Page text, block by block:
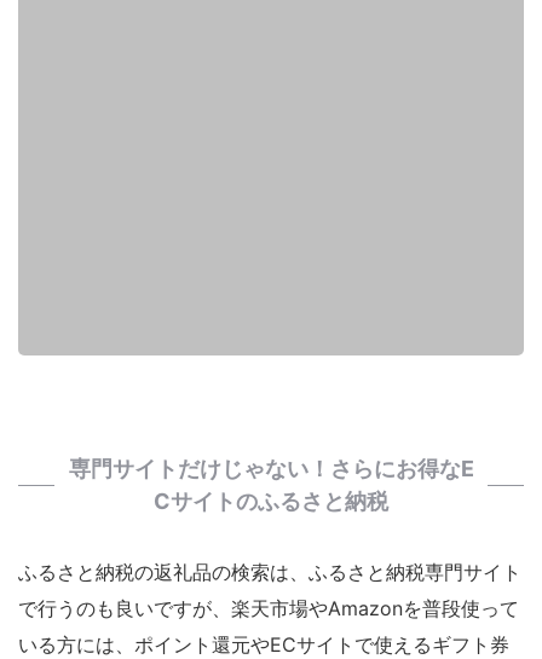
専門サイトだけじゃない！さらにお得なE
Cサイトのふるさと納税
ふるさと納税の返礼品の検索は、ふるさと納税専門サイト
で行うのも良いですが、楽天市場やAmazonを普段使って
いる方には、ポイント還元やECサイトで使えるギフト券